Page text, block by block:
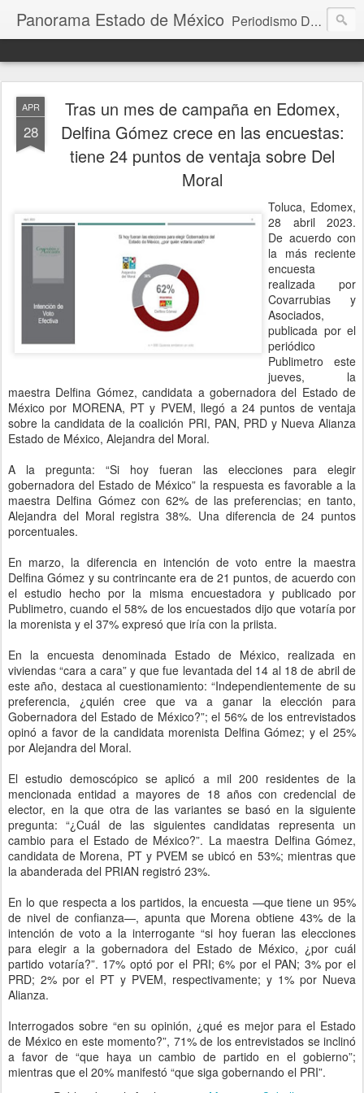
Panorama Estado de México Periodismo Digital
APR
28
Tras un mes de campaña en Edomex,
Delfina Gómez crece en las encuestas:
tiene 24 puntos de ventaja sobre Del
Moral
Toluca, Edomex,
28 abril 2023.
De acuerdo con
la más reciente
encuesta
realizada por
Covarrubias y
Asociados,
publicada por el
periódico
Publimetro este
jueves, la
maestra Delfina Gómez, candidata a gobernadora del Estado de
México por MORENA, PT y PVEM, llegó a 24 puntos de ventaja
sobre la candidata de la coalición PRI, PAN, PRD y Nueva Alianza
Estado de México, Alejandra del Moral.
A la pregunta: “Si hoy fueran las elecciones para elegir
gobernadora del Estado de México” la respuesta es favorable a la
maestra Delfina Gómez con 62% de las preferencias; en tanto,
Alejandra del Moral registra 38%. Una diferencia de 24 puntos
porcentuales.
En marzo, la diferencia en intención de voto entre la maestra
Delfina Gómez y su contrincante era de 21 puntos, de acuerdo con
el estudio hecho por la misma encuestadora y publicado por
Publimetro, cuando el 58% de los encuestados dijo que votaría por
la morenista y el 37% expresó que iría con la priista.
En la encuesta denominada Estado de México, realizada en
viviendas “cara a cara” y que fue levantada del 14 al 18 de abril de
este año, destaca al cuestionamiento: “Independientemente de su
preferencia, ¿quién cree que va a ganar la elección para
Gobernadora del Estado de México?”; el 56% de los entrevistados
opinó a favor de la candidata morenista Delfina Gómez; y el 25%
por Alejandra del Moral.
El estudio demoscópico se aplicó a mil 200 residentes de la
mencionada entidad a mayores de 18 años con credencial de
elector, en la que otra de las variantes se basó en la siguiente
pregunta: “¿Cuál de las siguientes candidatas representa un
cambio para el Estado de México?”. La maestra Delfina Gómez,
candidata de Morena, PT y PVEM se ubicó en 53%; mientras que
la abanderada del PRIAN registró 23%.
En lo que respecta a los partidos, la encuesta —que tiene un 95%
de nivel de confianza—, apunta que Morena obtiene 43% de la
intención de voto a la interrogante “si hoy fueran las elecciones
para elegir a la gobernadora del Estado de México, ¿por cuál
partido votaría?”. 17% optó por el PRI; 6% por el PAN; 3% por el
PRD; 2% por el PT y PVEM, respectivamente; y 1% por Nueva
Alianza.
Interrogados sobre “en su opinión, ¿qué es mejor para el Estado
de México en este momento?”, 71% de los entrevistados se inclinó
a favor de “que haya un cambio de partido en el gobierno”;
mientras que el 20% manifestó “que siga gobernando el PRI”.